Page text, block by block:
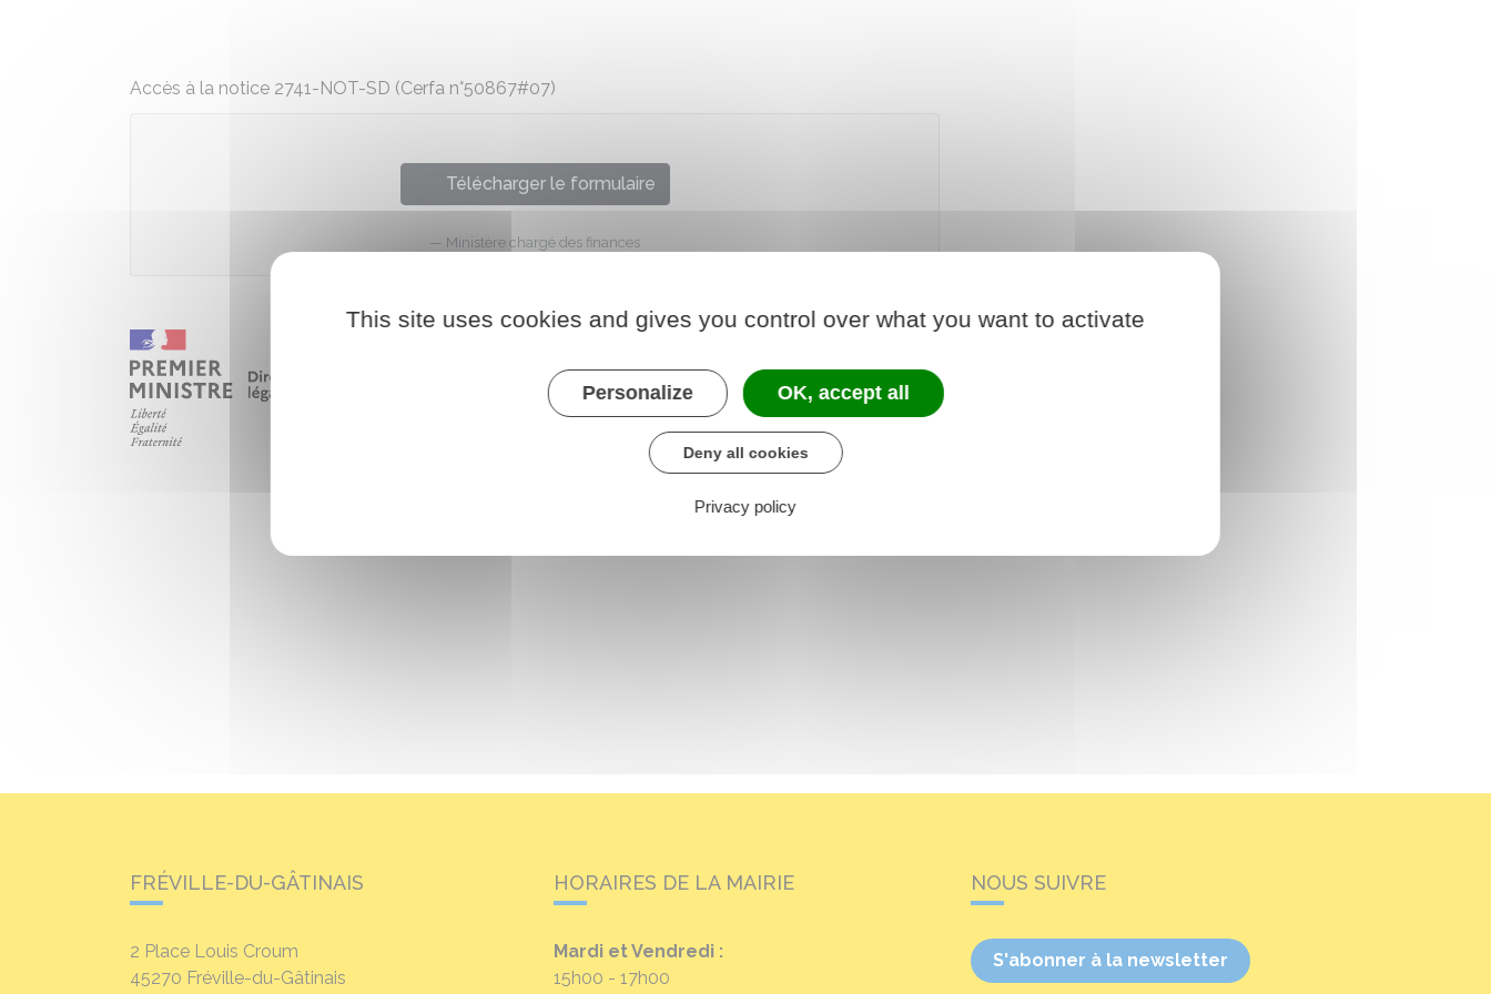
Accès à la notice 2741-NOT-SD (Cerfa n°50867#07)
Télécharger le formulaire
Ministère chargé des finances
FRÉVILLE-DU-GÂTINAIS
2 Place Louis Croum
45270 Fréville-du-Gâtinais
HORAIRES DE LA MAIRIE
Mardi et Vendredi :
15h00 - 17h00
NOUS SUIVRE
S'abonner à la newsletter
This site uses cookies and gives you control over what you want to activate
Personalize OK, accept all
Deny all cookies
Privacy policy